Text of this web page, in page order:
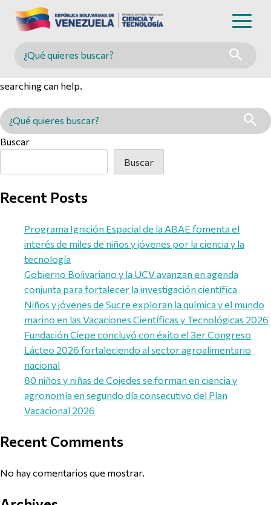
Buscar en MINCYT
searching can help.
Buscar en MINCYT
Buscar
Buscar
Recent Posts
Programa Ignición Espacial de la ABAE fomenta el
interés de miles de niños y jóvenes por la ciencia y la
tecnología
Gobierno Bolivariano y la UCV avanzan en agenda
conjunta para fortalecer la investigación científica
Niños y jóvenes de Sucre exploran la química y el mundo
marino en las Vacaciones Científicas y Tecnológicas 2026
Fundación Ciepe concluyó con éxito el 3er Congreso
Lácteo 2026 fortaleciendo al sector agroalimentario
nacional
80 niños y niñas de Cojedes se forman en ciencia y
agronomía en segundo día consecutivo del Plan
Vacacional 2026
Recent Comments
No hay comentarios que mostrar.